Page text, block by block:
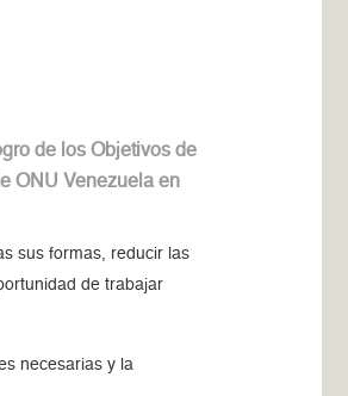
de los Objetivos de
ONU Venezuela en
sus formas, reducir las
de trabajar
necesarias y la